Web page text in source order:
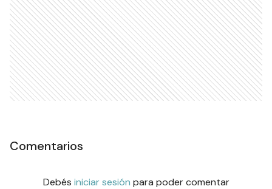
Comentarios
Debés iniciar sesión para poder comentar